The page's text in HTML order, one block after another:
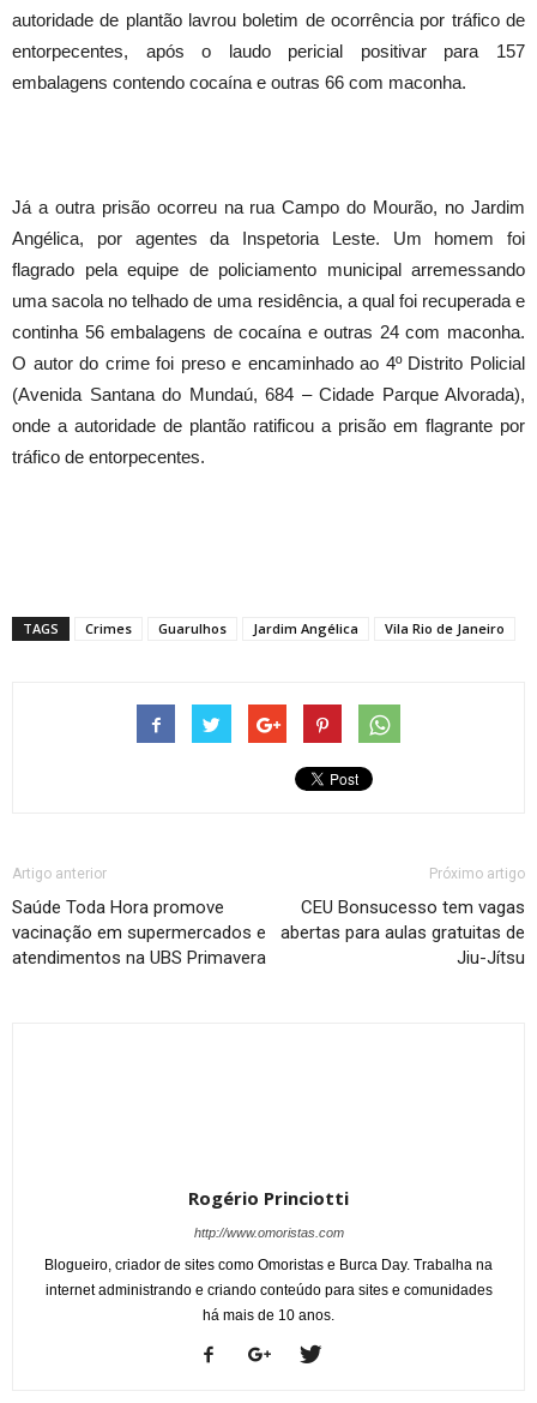
autoridade de plantão lavrou boletim de ocorrência por tráfico de
entorpecentes, após o laudo pericial positivar para 157
embalagens contendo cocaína e outras 66 com maconha.
Já a outra prisão ocorreu na rua Campo do Mourão, no Jardim
Angélica, por agentes da Inspetoria Leste. Um homem foi
flagrado pela equipe de policiamento municipal arremessando
uma sacola no telhado de uma residência, a qual foi recuperada e
continha 56 embalagens de cocaína e outras 24 com maconha.
O autor do crime foi preso e encaminhado ao 4º Distrito Policial
(Avenida Santana do Mundaú, 684 – Cidade Parque Alvorada),
onde a autoridade de plantão ratificou a prisão em flagrante por
tráfico de entorpecentes.
TAGS Crimes Guarulhos Jardim Angélica Vila Rio de Janeiro
Artigo anterior
Saúde Toda Hora promove
vacinação em supermercados e
atendimentos na UBS Primavera
Próximo artigo
CEU Bonsucesso tem vagas
abertas para aulas gratuitas de
Jiu-Jítsu
Rogério Princiotti
http://www.omoristas.com
Blogueiro, criador de sites como Omoristas e Burca Day. Trabalha na
internet administrando e criando conteúdo para sites e comunidades
há mais de 10 anos.